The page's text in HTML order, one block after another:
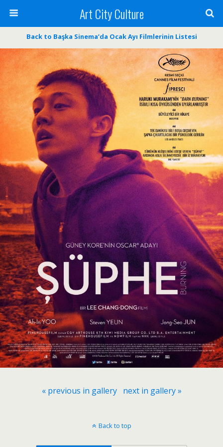
Art City Culture
Back to Başka Sinema’da Ocak Ayı Filmlerinin Listesi
« previous in gallery next in gallery »
Back to top